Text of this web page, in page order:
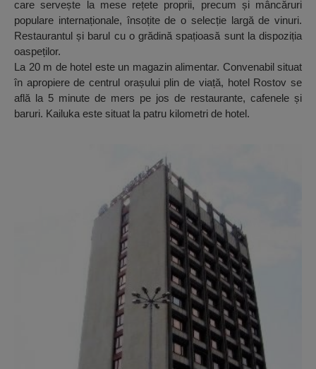
care servește la mese rețete proprii, precum și mâncăruri
populare internaționale, însoțite de o selecție largă de vinuri.
Restaurantul și barul cu o grădină spațioasă sunt la dispoziția
oaspeților.
La 20 m de hotel este un magazin alimentar. Convenabil situat
în apropiere de centrul orașului plin de viață, hotel Rostov se
află la 5 minute de mers pe jos de restaurante, cafenele și
baruri. Kailuka este situat la patru kilometri de hotel.